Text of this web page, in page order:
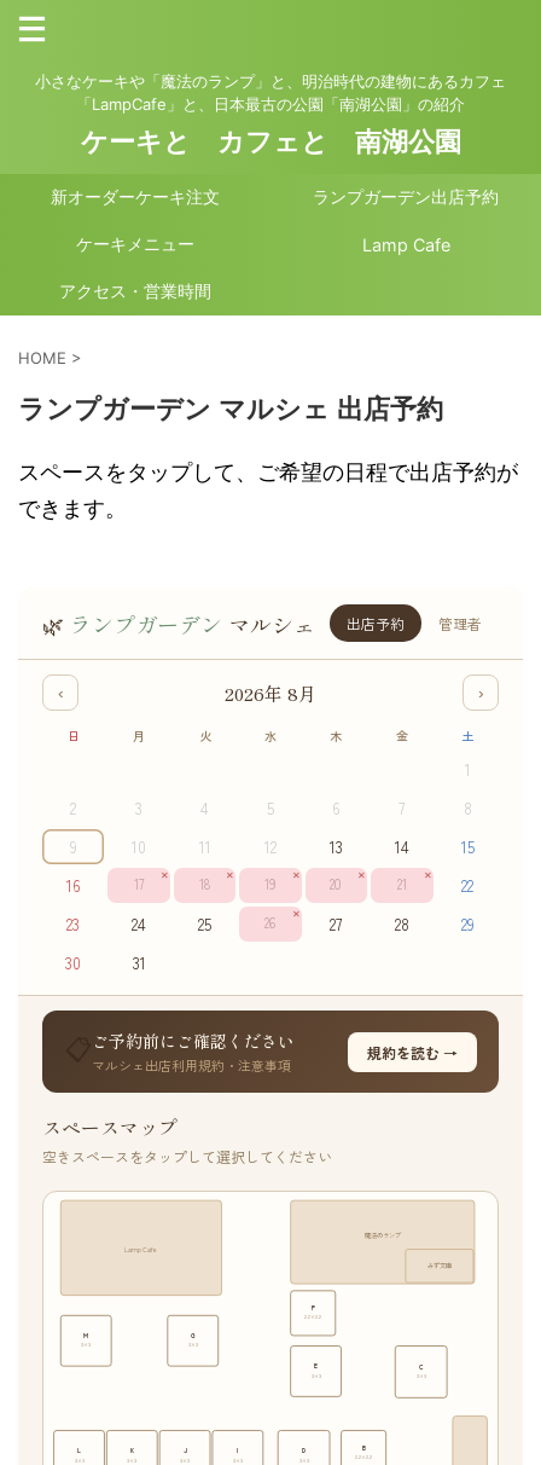
小さなケーキや「魔法のランプ」と、明治時代の建物にあるカフェ
「LampCafe」と、日本最古の公園「南湖公園」の紹介
ケーキと カフェと 南湖公園
新オーダーケーキ注文 ランプガーデン出店予約
ケーキメニュー Lamp Cafe
アクセス・営業時間
HOME >
ランプガーデン マルシェ 出店予約
スペースをタップして、ご希望の日程で出店予約が
できます。